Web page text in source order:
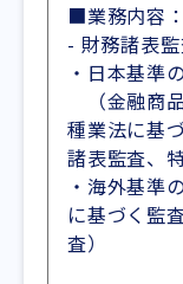
■業務内容
- 財務諸表
・日本基準
（金融商
種業法に基
諸表監査、
・海外基準
に基づく監
査）